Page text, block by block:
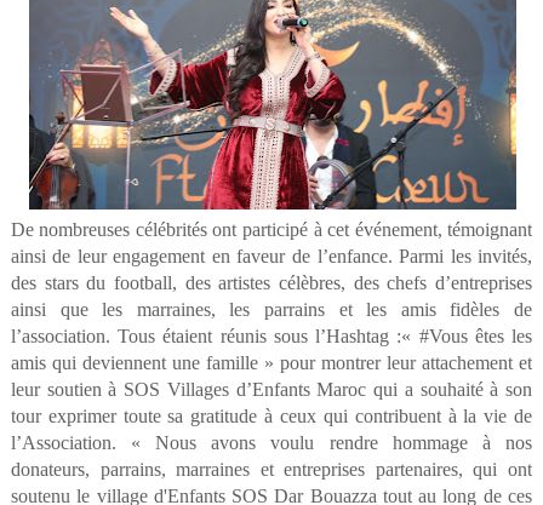
De nombreuses célébrités ont participé à cet événement, témoignant
ainsi de leur engagement en faveur de l’enfance. Parmi les invités,
des stars du football, des artistes célèbres, des chefs d’entreprises
ainsi que les marraines, les parrains et les amis fidèles de
l’association. Tous étaient réunis sous l’Hashtag :« #Vous êtes les
amis qui deviennent une famille » pour montrer leur attachement et
leur soutien à SOS Villages d’Enfants Maroc qui a souhaité à son
tour exprimer toute sa gratitude à ceux qui contribuent à la vie de
l’Association. « Nous avons voulu rendre hommage à nos
donateurs, parrains, marraines et entreprises partenaires, qui ont
soutenu le village d'Enfants SOS Dar Bouazza tout au long de ces